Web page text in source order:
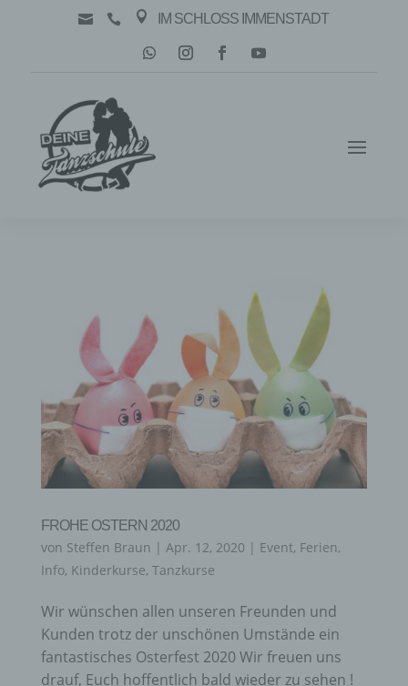
   IM SCHLOSS IMMENSTADT
FROHE OSTERN 2020
von Steffen Braun | Apr. 12, 2020 | Event, Ferien,
Info, Kinderkurse, Tanzkurse
Wir wünschen allen unseren Freunden und
Kunden trotz der unschönen Umstände ein
fantastisches Osterfest 2020 Wir freuen uns
drauf, Euch hoffentlich bald wieder zu sehen !